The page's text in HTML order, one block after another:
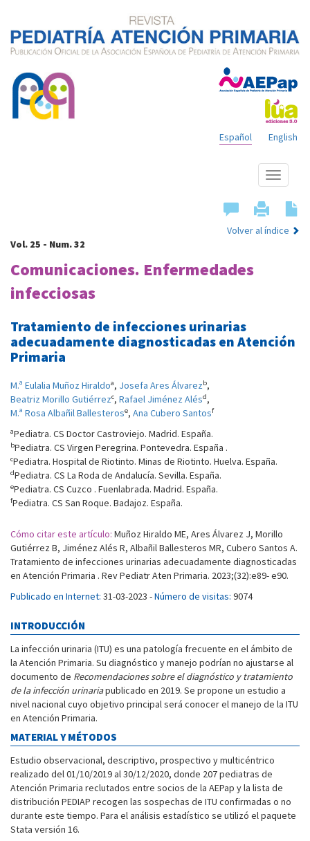
English
Español
Mostrar
menú
Volver al índice
Vol. 25 - Num. 32
Comunicaciones. Enfermedades
infecciosas
Tratamiento de infecciones urinarias
adecuadamente diagnosticadas en Atención
Primaria
M.ª Eulalia Muñoz Hiraldoa, Josefa Ares Álvarezb,
Beatriz Morillo Gutiérrezc, Rafael Jiménez Alésd,
M.ª Rosa Albañil Ballesterose, Ana Cubero Santosf
aPediatra. CS Doctor Castroviejo. Madrid. España.
bPediatra. CS Virgen Peregrina. Pontevedra. España .
cPediatra. Hospital de Riotinto. Minas de Riotinto. Huelva. España.
dPediatra. CS La Roda de Andalucía. Sevilla. España.
ePediatra. CS Cuzco . Fuenlabrada. Madrid. España.
fPediatra. CS San Roque. Badajoz. España.
Cómo citar este artículo: Muñoz Hiraldo ME, Ares Álvarez J, Morillo
Gutiérrez B, Jiménez Alés R, Albañil Ballesteros MR, Cubero Santos A.
Tratamiento de infecciones urinarias adecuadamente diagnosticadas
en Atención Primaria . Rev Pediatr Aten Primaria. 2023;(32):e89- e90.
Publicado en Internet: 31-03-2023 -Número de visitas: 9074
INTRODUCCIÓN
La infección urinaria (ITU) es una patología frecuente en el ámbito de
la Atención Primaria. Su diagnóstico y manejo podrían no ajustarse al
documento de Recomendaciones sobre el diagnóstico y tratamiento
de la infección urinariapublicado en 2019. Se propone un estudio a
nivel nacional cuyo objetivo principal será conocer el manejo de la ITU
en Atención Primaria.
MATERIAL Y MÉTODOS
Estudio observacional, descriptivo, prospectivo y multicéntrico
realizado del 01/10/2019 al 30/12/2020, donde 207 pediatras de
Atención Primaria reclutados entre socios de la AEPap y la lista de
distribución PEDIAP recogen las sospechas de ITU confirmadas o no
durante este tiempo. Para el análisis estadístico se utilizó el paquete
Stata versión 16.